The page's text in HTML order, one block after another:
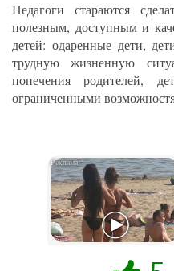
Педагоги стараются
полезным, доступным и
детей: одаренные дети,
трудную жизненную
попечения родителей,
ограниченными